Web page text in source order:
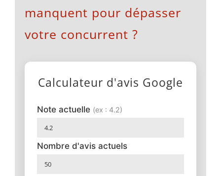
manquent pour dépasser
votre concurrent ?
Calculateur d'avis Google
Note actuelle (ex : 4.2)
Nombre d'avis actuels